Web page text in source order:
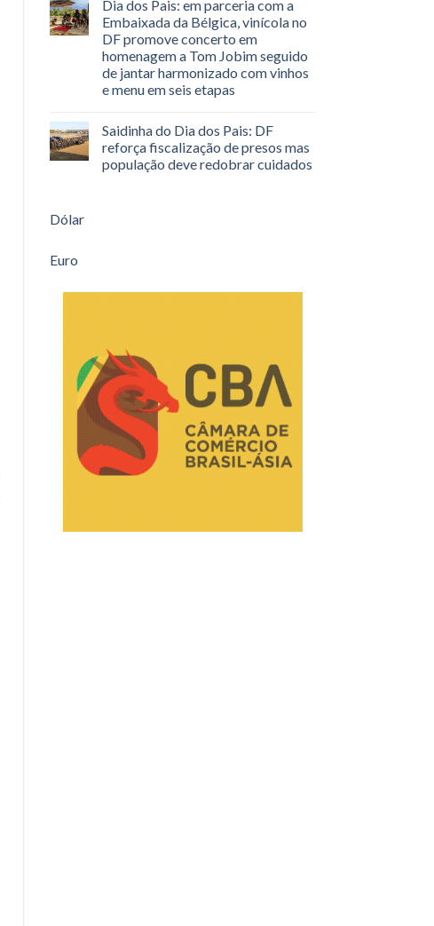
Dia dos Pais: em parceria com a
Embaixada da Bélgica, vinícola no
DF promove concerto em
homenagem a Tom Jobim seguido
de jantar harmonizado com vinhos
e menu em seis etapas
Saidinha do Dia dos Pais: DF
reforça fiscalização de presos mas
população deve redobrar cuidados
Dólar
Euro